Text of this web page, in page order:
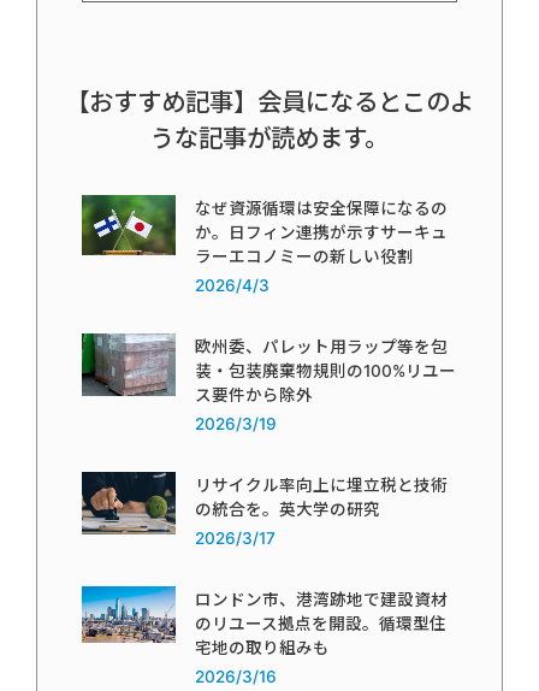
【おすすめ記事】会員になるとこのよ
うな記事が読めます。
なぜ資源循環は安全保障になるの
か。日フィン連携が示すサーキュ
ラーエコノミーの新しい役割
2026/4/3
欧州委、パレット用ラップ等を包
装・包装廃棄物規則の100%リユー
ス要件から除外
2026/3/19
リサイクル率向上に埋立税と技術
の統合を。英大学の研究
2026/3/17
ロンドン市、港湾跡地で建設資材
のリユース拠点を開設。循環型住
宅地の取り組みも
2026/3/16